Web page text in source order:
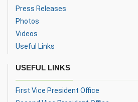
Press Releases
Photos
Videos
Useful Links
USEFUL LINKS
First Vice President Office